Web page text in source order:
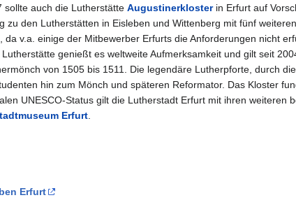
sollte auch die Lutherstätte Augustinerklosterin Erfurt auf
den Lutherstätten in Eisleben und Wittenberg mit fünf
v.a. einige der Mitbewerber Erfurts die Anforderungen nicht
genießt es weltweite Aufmerksamkeit und gilt seit
von 1505 bis 1511. Die legendäre Lutherpforte, durch
hin zum Mönch und späteren Reformator. Das Kloster
UNESCO-Status gilt die Lutherstadt Erfurt mit ihren weiteren
Erfurt
Erfurt